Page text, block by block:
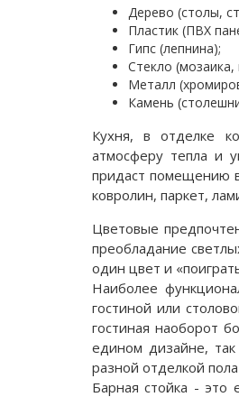
Дерево (столы,
Пластик (ПВХ
Гипс (лепнина);
Стекло (мозаика,
Металл
Камень
Кухня, в отделке
атмосферу тепла и
придаст помещению
ковролин, паркет,
Цветовые
преобладание
один цвет и
Наиболее
гостиной или
гостиная наоборот
едином дизайне,
разной отделкой
Барная стойка - это